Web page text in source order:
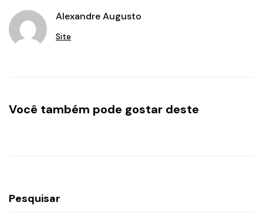
Alexandre Augusto
Site
Você também pode gostar deste
Pesquisar